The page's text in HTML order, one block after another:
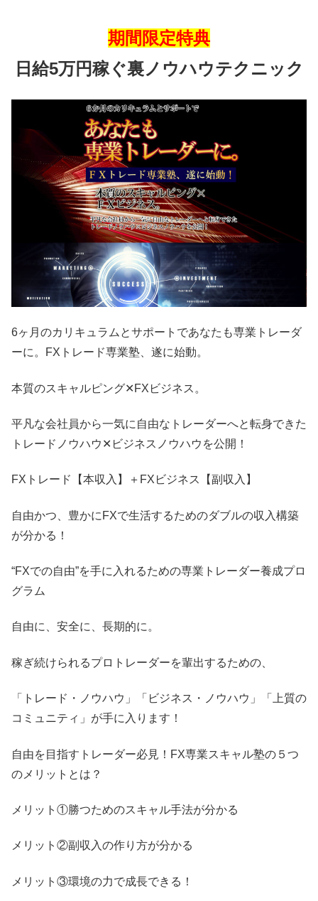
期間限定特典
日給5万円稼ぐ裏ノウハウテクニック
6ヶ月のカリキュラムとサポートであなたも専業トレーダ
ーに。FXトレード専業塾、遂に始動。
本質のスキャルピング✕FXビジネス。
平凡な会社員から一気に自由なトレーダーへと転身できた
トレードノウハウ✕ビジネスノウハウを公開！
FXトレード【本収入】＋FXビジネス【副収入】
自由かつ、豊かにFXで生活するためのダブルの収入構築
が分かる！
“FXでの自由”を手に入れるための専業トレーダー養成プロ
グラム
自由に、安全に、長期的に。
稼ぎ続けられるプロトレーダーを輩出するための、
「トレード・ノウハウ」「ビジネス・ノウハウ」「上質の
コミュニティ」が手に入ります！
自由を目指すトレーダー必見！FX専業スキャル塾の５つ
のメリットとは？
メリット①勝つためのスキャル手法が分かる
メリット②副収入の作り方が分かる
メリット③環境の力で成長できる！